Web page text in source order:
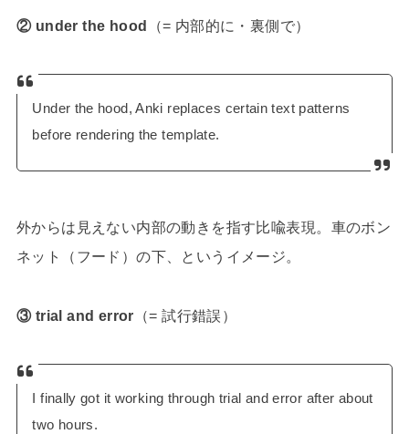
② under the hood （= 内部的に・裏側で）
Under the hood, Anki replaces certain text patterns
before rendering the template.
外からは見えない内部の動きを指す比喩表現。車のボン
ネット（フード）の下、というイメージ。
③ trial and error （= 試行錯誤）
I finally got it working through trial and error after about
two hours.